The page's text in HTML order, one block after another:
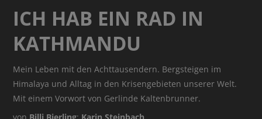
ICH HAB EIN RAD IN
KATHMANDU
Mein Leben mit den Achttausendern. Bergsteigen im
Himalaya und Alltag in den Krisengebieten unserer Welt.
Mit einem Vorwort von Gerlinde Kaltenbrunner.